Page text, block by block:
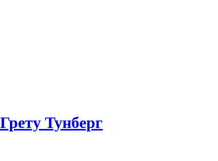
Тунберг